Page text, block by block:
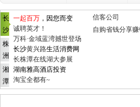
长
沙
株
洲
湘
潭
一起百万 ，因您而变
诚聘英才！
万科·金域蓝湾撼世登场
长沙黄兴路生活消费网
长株潭在线湖大参展
湖南雅高酒店投资
淘宝全都有~
信客公司
自购省钱分享赚